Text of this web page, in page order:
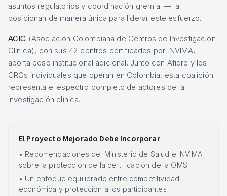
asuntos regulatorios y coordinación gremial — la
posicionan de manera única para liderar este esfuerzo.
ACIC (Asociación Colombiana de Centros de Investigación
Clínica), con sus 42 centros certificados por INVIMA,
aporta peso institucional adicional. Junto con Afidro y los
CROs individuales que operan en Colombia, esta coalición
representa el espectro completo de actores de la
investigación clínica.
El Proyecto Mejorado Debe Incorporar
• Recomendaciones del Ministerio de Salud e INVIMA
sobre la protección de la certificación de la OMS
• Un enfoque equilibrado entre competitividad
económica y protección a los participantes